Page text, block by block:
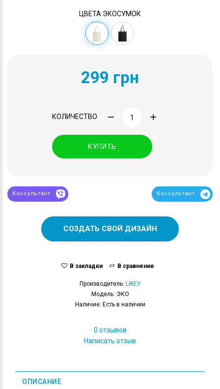
ЦВЕТА ЭКОСУМОК
299 грн
КОЛИЧЕСТВО
КУПИТЬ
Консультант Консультант
СОЗДАТЬ СВОЙ ДИЗАЙН
В закладки В сравнение
Производитель: LIKEY
Модель: ЭКО
Наличие: Есть в наличии
0 отзывов
Написать отзыв
ОПИСАНИЕ